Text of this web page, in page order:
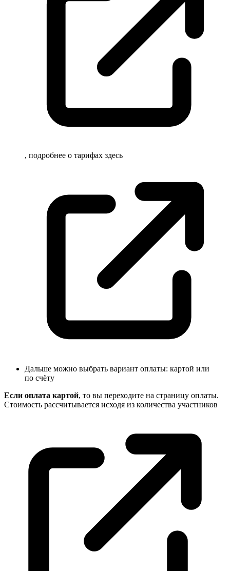
, подробнее о тарифах здесь
Дальше можно выбрать вариант оплаты: картой или
по счёту
Если оплата картой, то вы переходите на страницу оплаты.
Стоимость рассчитывается исходя из количества участников